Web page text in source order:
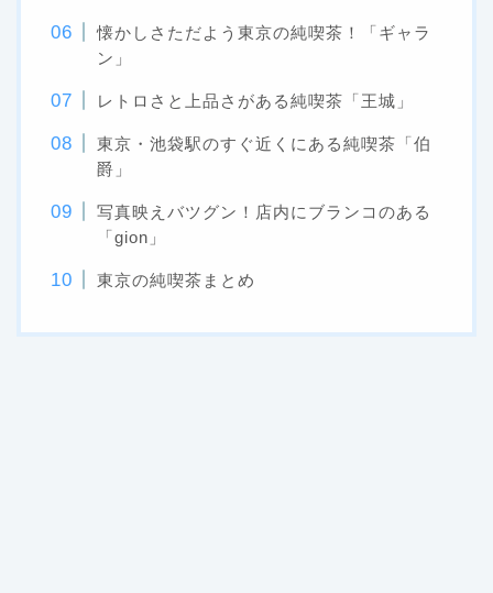
懐かしさただよう東京の純喫茶！「ギャラ
ン」
レトロさと上品さがある純喫茶「王城」
東京・池袋駅のすぐ近くにある純喫茶「伯
爵」
写真映えバツグン！店内にブランコのある
「gion」
東京の純喫茶まとめ